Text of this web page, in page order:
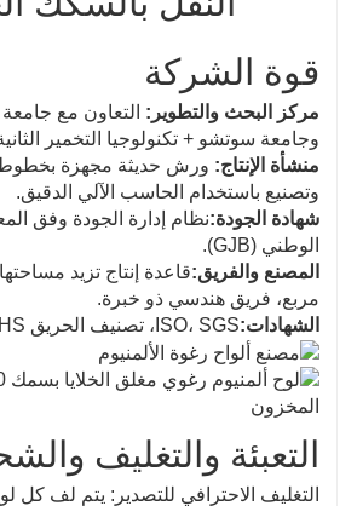
قوة الشركة
مركز البحث والتطوير: التعاون مع
وجامعة سوتشو + تكنولوجيا التخمير
منشأة الإنتاج: ورش حديثة مجهزة بخطوط
وتصنيع باستخدام الحاسب الآلي الدقيق.
شهادة الجودة:نظام إدارة الجودة وفق
الوطني (GJB).
المصنع والفريق:
مربع، فريق هندسي ذو خبرة.
الشهادات:ISO، SGS، تصنيف الحريق A1، RoHS، إلخ.
التعبئة والتغليف
التغليف الاحترافي للتصدير: يتم لف كل